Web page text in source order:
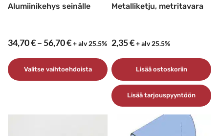
Alumiinikehys seinälle
34,70€– 56,70€Hintaluokka:
–
56,70 €
+ alv 25.5%
Valitse vaihtoehdoista
on
Metalliketju, metritavara
2,35€+ alv 25.5%
Lisää ostoskoriin
Lisää tarjouspyyntöön